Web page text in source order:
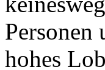
hohes